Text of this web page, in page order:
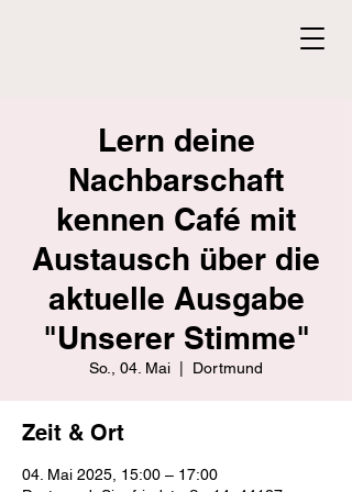
Lern deine
Nachbarschaft
kennen Café mit
Austausch über die
aktuelle Ausgabe
"Unserer Stimme"
So., 04. Mai Dortmund
Zeit & Ort
04. Mai 2025, 15:00 – 17:00